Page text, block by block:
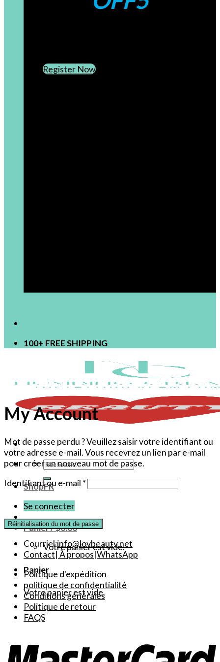
Register Now
100+ FREE SHIPPING
Recherche
ShopFR
Se connecter
Panier /$0.00
Votre panier est vide.
Panier
Votre panier est vide.
My Account
Mot de passe perdu ? Veuillez saisir votre identifiant ou
votre adresse e-mail. Vous recevrez un lien par e-mail
pour créer un nouveau mot de passe.
Identifiant ou e-mail *Obligatoire
Réinitialisation du mot de passe
Courriel:info@lovbeauty.net
Contact| À propos|WhatsApp
Politique d'expédition
politique de confidentialité
Conditions générales
Politique de retour
FAQS